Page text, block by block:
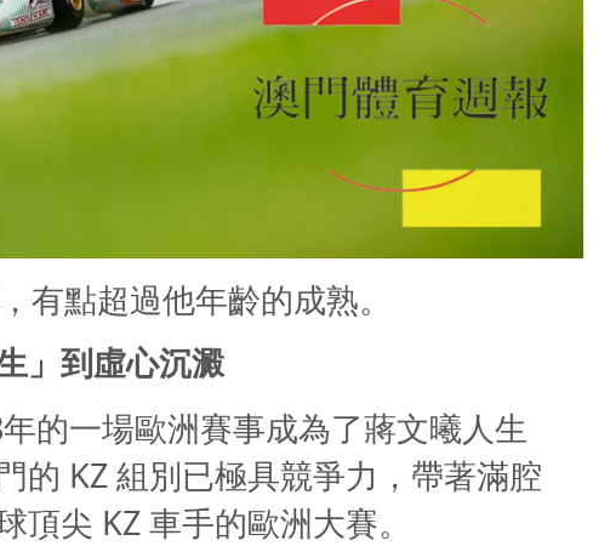
有點超過他年齡的成熟。
」到虛心沉澱
年的一場歐洲賽事成為了蔣文曦人生
的 KZ 組別已極具競爭力，帶著滿腔
頂尖 KZ 車手的歐洲大賽。